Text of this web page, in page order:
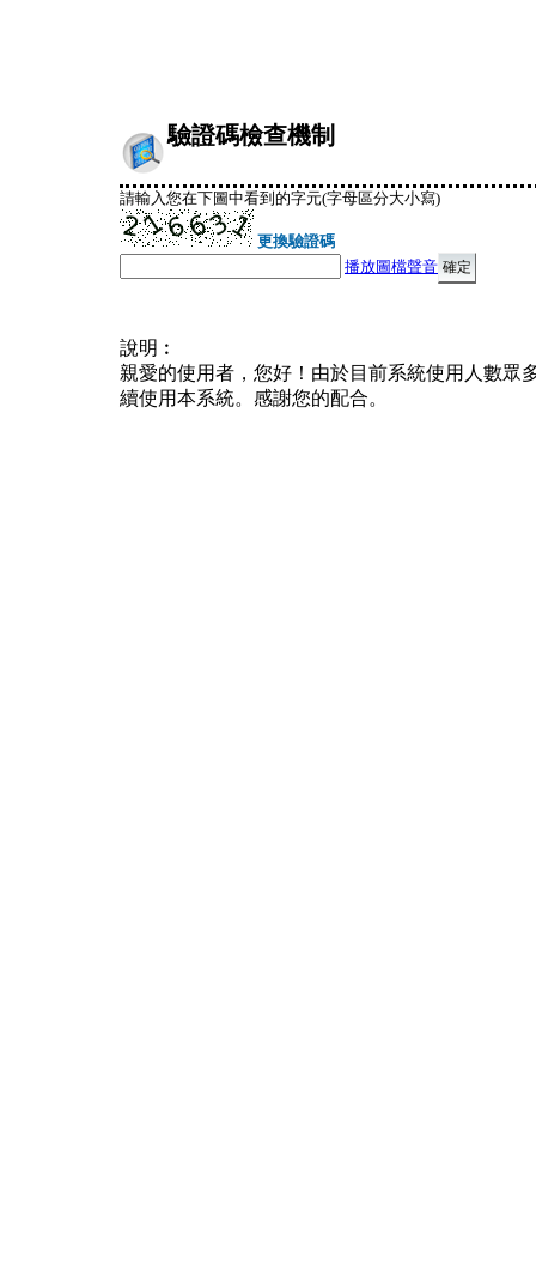
驗證碼檢查機制
請輸入您在下圖中看到的字元(字母區分大小寫)
更換驗證碼
播放圖檔聲音
說明︰
親愛的使用者，您好！由於目前系統使用人數眾
續使用本系統。感謝您的配合。